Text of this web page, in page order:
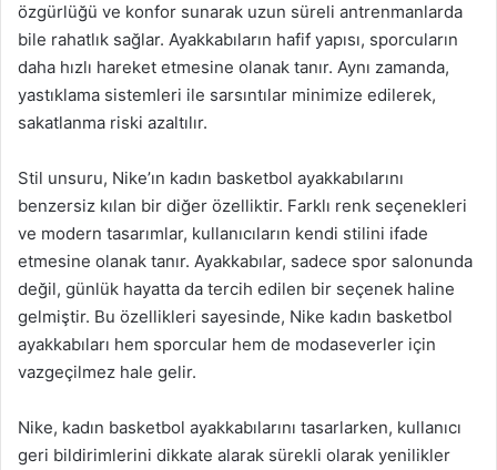
özgürlüğü ve konfor sunarak uzun süreli antrenmanlarda
bile rahatlık sağlar. Ayakkabıların hafif yapısı, sporcuların
daha hızlı hareket etmesine olanak tanır. Aynı zamanda,
yastıklama sistemleri ile sarsıntılar minimize edilerek,
sakatlanma riski azaltılır.
Stil unsuru, Nike’ın kadın basketbol ayakkabılarını
benzersiz kılan bir diğer özelliktir. Farklı renk seçenekleri
ve modern tasarımlar, kullanıcıların kendi stilini ifade
etmesine olanak tanır. Ayakkabılar, sadece spor salonunda
değil, günlük hayatta da tercih edilen bir seçenek haline
gelmiştir. Bu özellikleri sayesinde, Nike kadın basketbol
ayakkabıları hem sporcular hem de modaseverler için
vazgeçilmez hale gelir.
Nike, kadın basketbol ayakkabılarını tasarlarken, kullanıcı
geri bildirimlerini dikkate alarak sürekli olarak yenilikler